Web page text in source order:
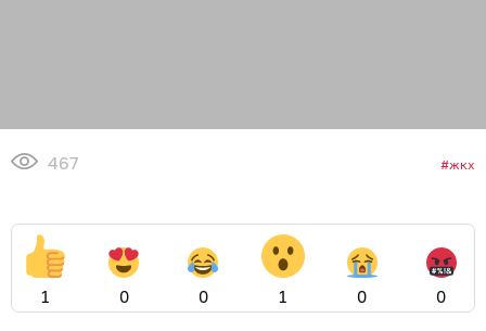
467 жкх
1 0 0 1 0 0